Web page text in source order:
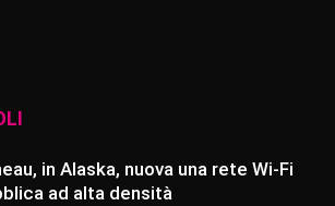
in Alaska, nuova una rete Wi-Fi
ad alta densità